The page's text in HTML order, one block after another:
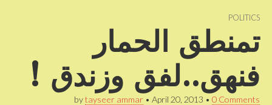
syriano POLITICS
تمنطق الحمار
فنهق..لفق وزندق !
bytayseer ammar • April 20, 2013 • 0 Comments